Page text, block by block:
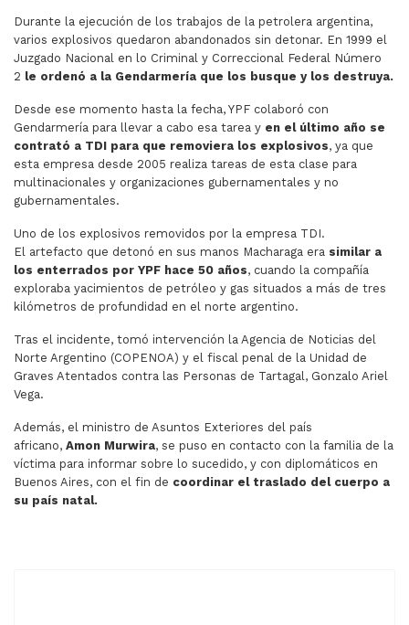
Durante la ejecución de los trabajos de la petrolera argentina,
varios explosivos quedaron abandonados sin detonar. En 1999 el
Juzgado Nacional en lo Criminal y Correccional Federal Número
2 le ordenó a la Gendarmería que los busque y los destruya.
Desde ese momento hasta la fecha, YPF colaboró con
Gendarmería para llevar a cabo esa tarea y en el último año se
contrató a TDI para que removiera los explosivos, ya que
esta empresa desde 2005 realiza tareas de esta clase para
multinacionales y organizaciones gubernamentales y no
gubernamentales.
Uno de los explosivos removidos por la empresa TDI.
El artefacto que detonó en sus manos Macharaga era similar a
los enterrados por YPF hace 50 años, cuando la compañía
exploraba yacimientos de petróleo y gas situados a más de tres
kilómetros de profundidad en el norte argentino.
Tras el incidente, tomó intervención la Agencia de Noticias del
Norte Argentino (COPENOA) y el fiscal penal de la Unidad de
Graves Atentados contra las Personas de Tartagal, Gonzalo Ariel
Vega.
Además, el ministro de Asuntos Exteriores del país
africano, Amon Murwira, se puso en contacto con la familia de la
víctima para informar sobre lo sucedido, y con diplomáticos en
Buenos Aires, con el fin de coordinar el traslado del cuerpo a
su país natal.